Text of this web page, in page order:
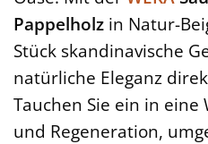
Pappelholz in Natur-
Stück skandinavische
natürliche Eleganz
Tauchen Sie ein in
und Regeneration,